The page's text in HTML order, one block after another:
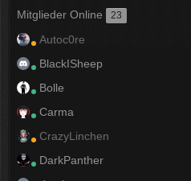
Mitglieder Online 23
Autoc0re
BlackISheep
Bolle
Carma
CrazyLinchen
DarkPanther